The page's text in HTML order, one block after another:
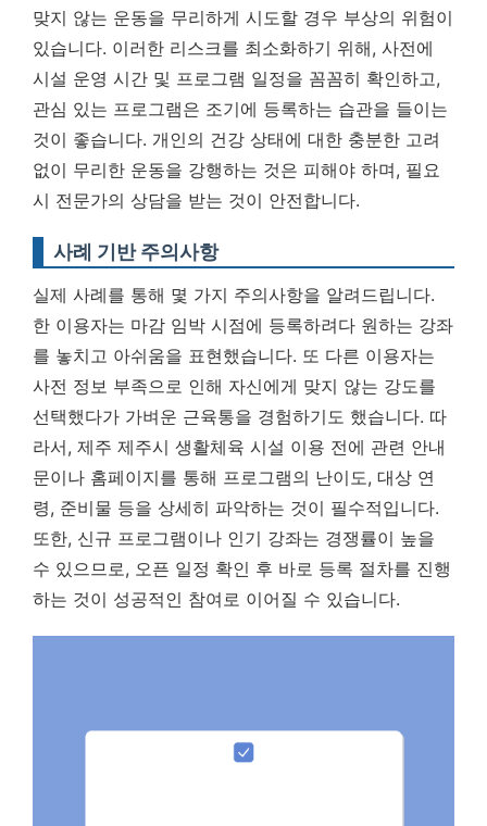
맞지 않는 운동을 무리하게 시도할 경우 부상의 위험이
있습니다. 이러한 리스크를 최소화하기 위해, 사전에
시설 운영 시간 및 프로그램 일정을 꼼꼼히 확인하고,
관심 있는 프로그램은 조기에 등록하는 습관을 들이는
것이 좋습니다. 개인의 건강 상태에 대한 충분한 고려
없이 무리한 운동을 강행하는 것은 피해야 하며, 필요
시 전문가의 상담을 받는 것이 안전합니다.
사례 기반 주의사항
실제 사례를 통해 몇 가지 주의사항을 알려드립니다.
한 이용자는 마감 임박 시점에 등록하려다 원하는 강좌
를 놓치고 아쉬움을 표현했습니다. 또 다른 이용자는
사전 정보 부족으로 인해 자신에게 맞지 않는 강도를
선택했다가 가벼운 근육통을 경험하기도 했습니다. 따
라서, 제주 제주시 생활체육 시설 이용 전에 관련 안내
문이나 홈페이지를 통해 프로그램의 난이도, 대상 연
령, 준비물 등을 상세히 파악하는 것이 필수적입니다.
또한, 신규 프로그램이나 인기 강좌는 경쟁률이 높을
수 있으므로, 오픈 일정 확인 후 바로 등록 절차를 진행
하는 것이 성공적인 참여로 이어질 수 있습니다.